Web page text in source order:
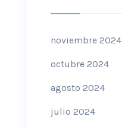
noviembre 2024
octubre 2024
agosto 2024
julio 2024